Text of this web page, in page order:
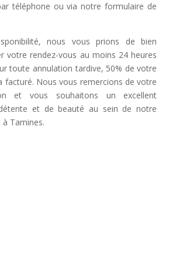
téléphone ou via notre formulaire de
nous vous prions de bien
votre rendez-vous au moins 24 heures
toute annulation tardive, 50% de votre
facturé. Nous vous remercions de votre
et vous souhaitons un excellent
et de beauté au sein de notre
Tamines.